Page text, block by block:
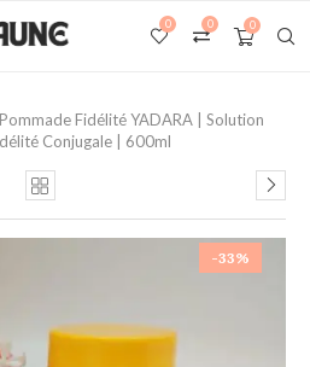
0
0
0
Pommade Fidélité YADARA | Solution
Conjugale | 600ml
-33%